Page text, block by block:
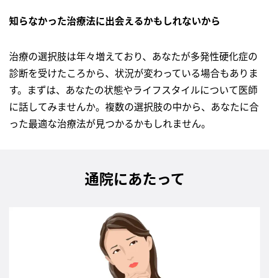
知らなかった治療法に出会えるかもしれないから
治療の選択肢は年々増えており、あなたが多発性硬化症の
診断を受けたころから、状況が変わっている場合もありま
す。まずは、あなたの状態やライフスタイルについて医師
に話してみませんか。複数の選択肢の中から、あなたに合
った最適な治療法が見つかるかもしれません。
通院にあたって